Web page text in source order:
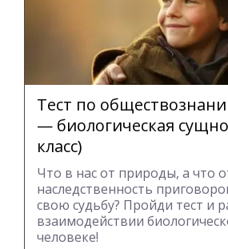
Тест по
— биологическая
класс)
Что в нас от природы, а что
наследственность
свою судьбу? Пройди тест и
взаимодействии
человеке!